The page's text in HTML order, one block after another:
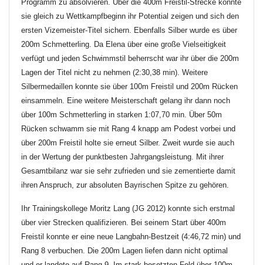
Programm zu absolvieren. Über die 400m Freistil-Strecke konnte
sie gleich zu Wettkampfbeginn ihr Potential zeigen und sich den
ersten Vizemeister-Titel sichern. Ebenfalls Silber wurde es über
200m Schmetterling. Da Elena über eine große Vielseitigkeit
verfügt und jeden Schwimmstil beherrscht war ihr über die 200m
Lagen der Titel nicht zu nehmen (2:30,38 min). Weitere
Silbermedaillen konnte sie über 100m Freistil und 200m Rücken
einsammeln. Eine weitere Meisterschaft gelang ihr dann noch
über 100m Schmetterling in starken 1:07,70 min. Über 50m
Rücken schwamm sie mit Rang 4 knapp am Podest vorbei und
über 200m Freistil holte sie erneut Silber. Zweit wurde sie auch
in der Wertung der punktbesten Jahrgangsleistung. Mit ihrer
Gesamtbilanz war sie sehr zufrieden und sie zementierte damit
ihren Anspruch, zur absoluten Bayrischen Spitze zu gehören.
Ihr Trainingskollege Moritz Lang (JG 2012) konnte sich erstmal
über vier Strecken qualifizieren. Bei seinem Start über 400m
Freistil konnte er eine neue Langbahn-Bestzeit (4:46,72 min) und
Rang 8 verbuchen. Die 200m Lagen liefen dann nicht optimal